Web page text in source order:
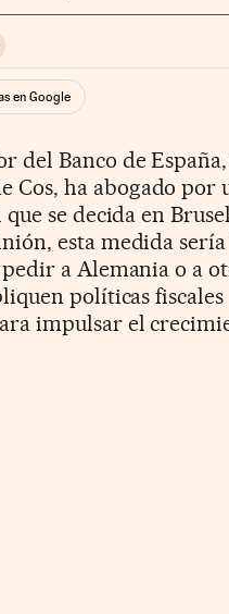
Facebook
en TwitterRedes Sociales
en Google
del Banco de
Cos, ha abogado por
se decida en
esta medida
a Alemania o a
políticas fiscales
impulsar el